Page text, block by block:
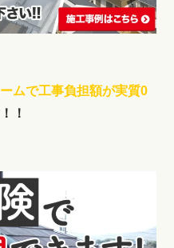
ムで工事負担額が実質0
！